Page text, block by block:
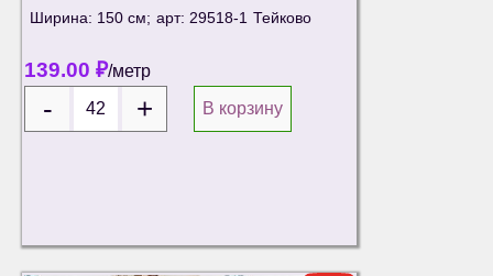
Ширина: 150 см; арт: 29518-1 Тейково
139.00 ₽/метр
В корзину